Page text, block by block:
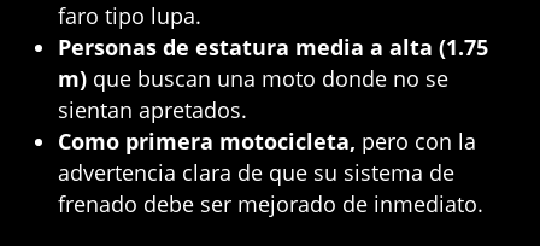
faro tipo lupa.
Personas de estatura media a alta (1.75
m) que buscan una moto donde no se
sientan apretados.
Como primera motocicleta, pero con la
advertencia clara de que su sistema de
frenado debe ser mejorado de inmediato.